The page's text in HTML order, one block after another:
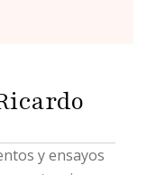
y ensayos